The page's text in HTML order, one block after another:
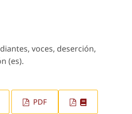
voces, deserción,
(es).
PDF